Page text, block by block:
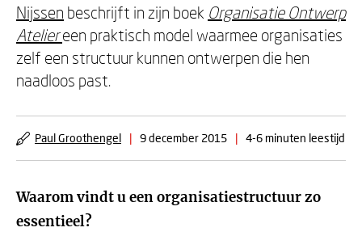
Nijssen beschrijft in zijn boek Organisatie Ontwerp
Ateliereen praktisch model waarmee organisaties
zelf een structuur kunnen ontwerpen die hen
naadloos past.
Paul Groothengel | 9 december 2015 | 4-6 minuten leestijd
Waarom vindt u een organisatiestructuur zo
essentieel?